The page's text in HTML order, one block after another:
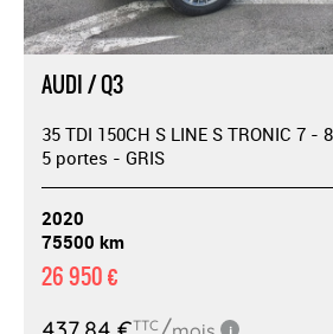
AUDI / Q3
35 TDI 150CH S LINE S TRONIC 7 -
5 portes - GRIS
2020
75500 km
26 950 €